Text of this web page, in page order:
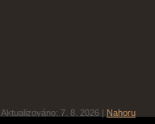
Aktualizováno: 7. 8. 2026
Nahoru